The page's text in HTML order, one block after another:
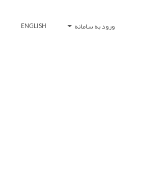
ورود به سامانه ENGLISH